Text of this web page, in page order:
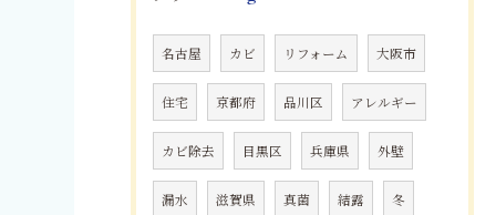
名古屋 カビ リフォーム 大阪市
住宅 京都府 品川区 アレルギー
カビ除去 目黒区 兵庫県 外壁
漏水 滋賀県 真菌 結露 冬